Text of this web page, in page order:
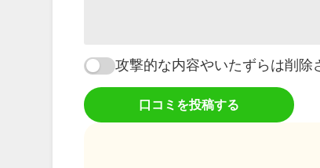
攻撃的な内容やいたずらは削除
口コミを投稿する